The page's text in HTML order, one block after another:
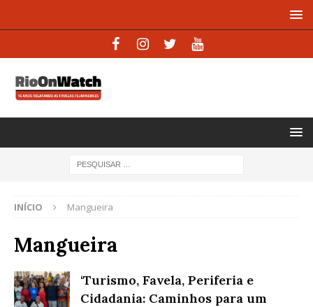
INÍCIO Mangueira
Mangueira
‘Turismo, Favela, Periferia e
Cidadania: Caminhos para um